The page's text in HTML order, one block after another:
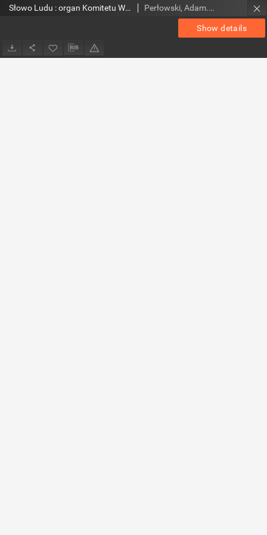
Show details
Słowo Ludu : organ Komitetu Wojewódzkiego Polskiej Zjednoczonej Partii Robotniczej, 1984, R.XXXV, nr 192 Perłowski, Adam. Red.